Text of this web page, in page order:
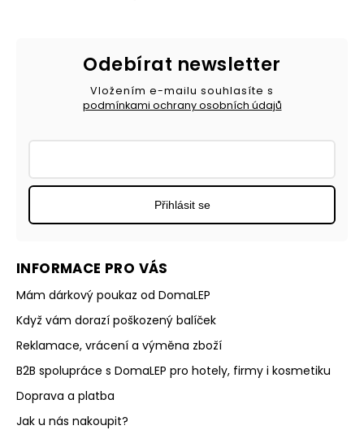
INFORMACE PRO VÁS
Mám dárkový poukaz od DomaLEP
Když vám dorazí poškozený balíček
Reklamace, vrácení a výměna zboží
B2B spolupráce s DomaLEP pro hotely, firmy i kosmetiku
Doprava a platba
Jak u nás nakoupit?
Odebírat newsletter
Vložením e-mailu souhlasíte s
podmínkami ochrany osobních údajů
Přihlásit se